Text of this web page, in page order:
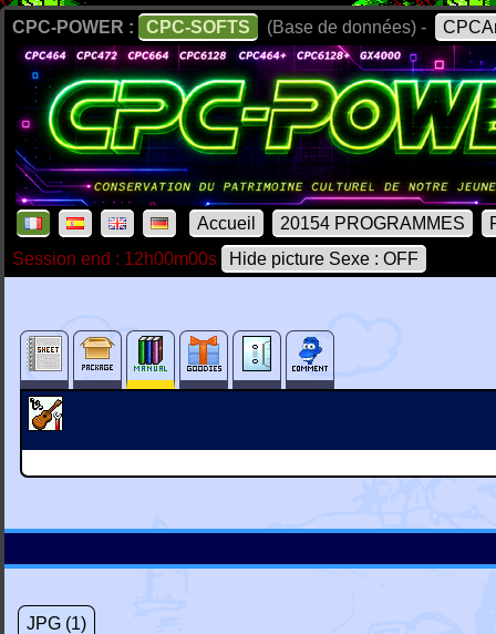
CPC-POWER : CPC-SOFTS (Base de données) -
Accueil 20154 PROGRAMMES
Session end : 12h00m00s
Hide picture Sexe : OFF
JPG (1)